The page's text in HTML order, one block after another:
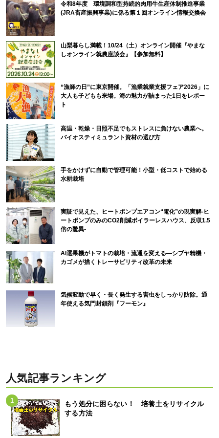
令和8年度 環境調和型持続的肉用牛生産体制推進事業
(JRA畜産振興事業)に係る第１回オンライン情報交換会
山梨暮らし満載！10/24（土）オンライン開催『やまな
しオンライン就農座談会』【参加無料】
“漁師の日”に東京開催。「漁業就業支援フェア2026」に
大人も子どもも来場。海の魅力が詰まった1日をレポー
ト
高温・乾燥・日照不足でもストレスに負けない農業へ。
バイオスティミュラント資材の選び方
手をかけずに自動で管理可能！小型・低コストで始める
水耕栽培
実証で見えた、ヒートポンプエアコン“電化”の現実解-ヒ
ートポンプのみのCO2削減ボイラーレスハウス、反収1.5
倍の驚異-
AI選果機がトマトの栽培・流通を変える―シブヤ精機・
カゴメが描くトレーサビリティ改革の未来
気候変動で早く・長く発生する害虫をしっかり防除。通
年使える気門封鎖剤『フーモン』
人気記事ランキング
もう処分に困らない！ 培養土をリサイクル
する方法